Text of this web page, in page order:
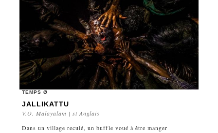
TEMPS Ø
JALLIKATTU
V.O. Malayalam | st Anglais
Dans un village reculé, un buffle voué à être manger